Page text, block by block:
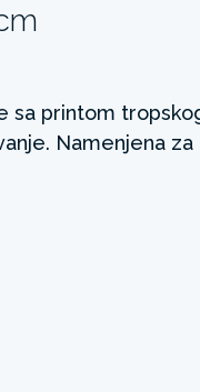
sa printom
Namenjena